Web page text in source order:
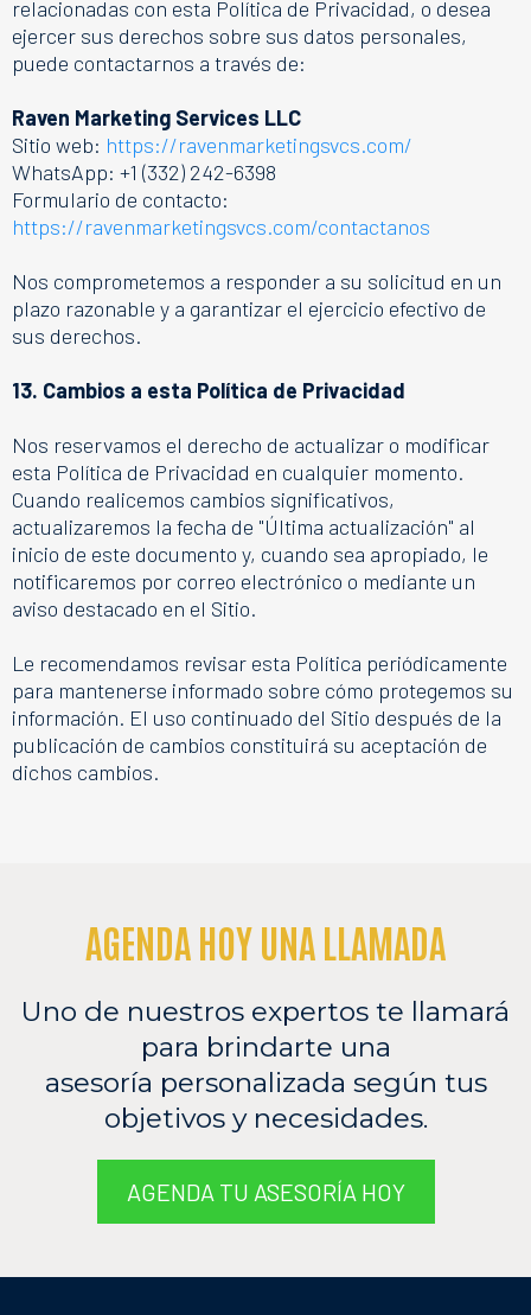
relacionadas con esta Política de Privacidad, o desea
ejercer sus derechos sobre sus datos personales,
puede contactarnos a través de:
Raven Marketing Services LLC
Sitio web: https://ravenmarketingsvcs.com/
WhatsApp: +1 (332) 242-6398
Formulario de contacto:
https://ravenmarketingsvcs.com/contactanos
Nos comprometemos a responder a su solicitud en un
plazo razonable y a garantizar el ejercicio efectivo de
sus derechos.
13. Cambios a esta Política de Privacidad
Nos reservamos el derecho de actualizar o modificar
esta Política de Privacidad en cualquier momento.
Cuando realicemos cambios significativos,
actualizaremos la fecha de "Última actualización" al
inicio de este documento y, cuando sea apropiado, le
notificaremos por correo electrónico o mediante un
aviso destacado en el Sitio.
Le recomendamos revisar esta Política periódicamente
para mantenerse informado sobre cómo protegemos su
información. El uso continuado del Sitio después de la
publicación de cambios constituirá su aceptación de
dichos cambios.
AGENDA HOY UNA LLAMADA
Uno de nuestros expertos te llamará
para brindarte una
asesoría personalizada según tus
objetivos y necesidades.
AGENDA TU ASESORÍA HOY